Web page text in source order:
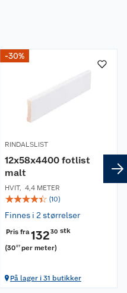
-30%
RINDALSLIST
12x58x4400 fotlist
malt
HVIT, 4,4 METER
☆☆☆☆☆ (10)
Finnes i 2 størrelser
Pris fra 132 30 stk
(30 07 per meter)
På lager i 31 butikker